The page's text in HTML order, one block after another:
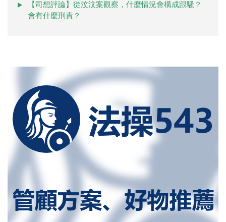
【司想評論】從汶汶案觀察，什麼情況會構成跟騷？
會有什麼刑責？